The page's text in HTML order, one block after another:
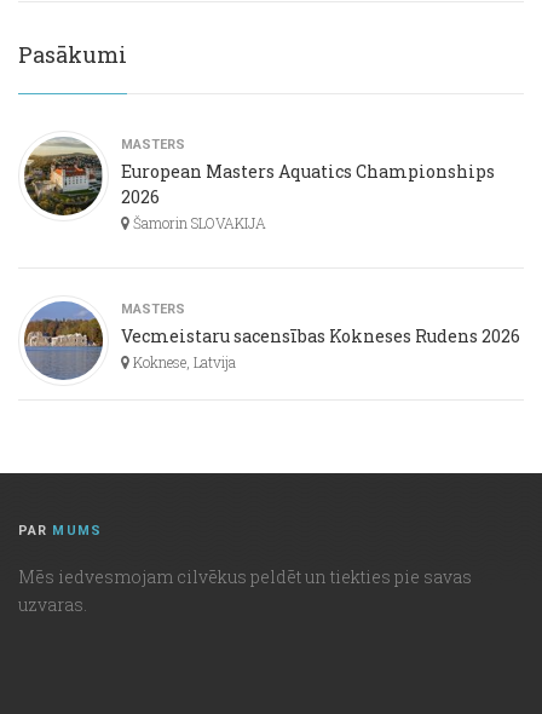
Pasākumi
MASTERS
European Masters Aquatics Championships
2026
Šamorin SLOVAKIJA
MASTERS
Vecmeistaru sacensības Kokneses Rudens 2026
Koknese, Latvija
PAR MUMS
Mēs iedvesmojam cilvēkus peldēt un tiekties pie savas
uzvaras.